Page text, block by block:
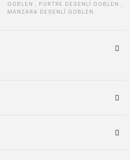
GOBLEN , PORTRE DESENLİ GOBLEN ,
MANZARA DESENLİ GOBLEN